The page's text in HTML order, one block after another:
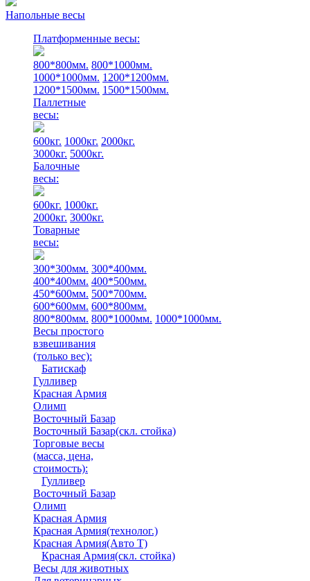
Напольные весы
Платформенные весы:
800*800мм. 800*1000мм.
1000*1000мм. 1200*1200мм.
1200*1500мм. 1500*1500мм.
Паллетные
весы:
600кг. 1000кг. 2000кг.
3000кг. 5000кг.
Балочные
весы:
600кг. 1000кг.
2000кг. 3000кг.
Товарные
весы:
300*300мм. 300*400мм.
400*400мм. 400*500мм.
450*600мм. 500*700мм.
600*600мм. 600*800мм.
800*800мм. 800*1000мм. 1000*1000мм.
Весы простого
взвешивания
(только вес):
Батискаф
Гулливер
Красная Армия
Олимп
Восточный Базар
Восточный Базар(скл. стойка)
Торговые весы
(масса, цена,
стоимость):
Гулливер
Восточный Базар
Олимп
Красная Армия
Красная Армия(технолог.)
Красная Армия(Авто Т)
Красная Армия(скл. стойка)
Весы для животных